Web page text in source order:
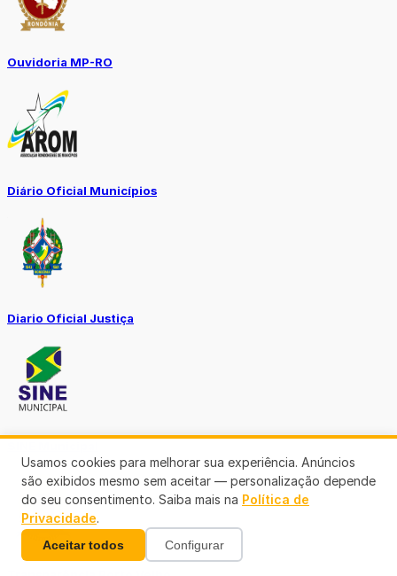
Ouvidoria MP-RO
Diário Oficial Municípios
Diario Oficial Justiça
Usamos cookies para melhorar sua experiência. Anúncios
são exibidos mesmo sem aceitar — personalização depende
do seu consentimento. Saiba mais na Política de
Privacidade.
Aceitar todos Configurar